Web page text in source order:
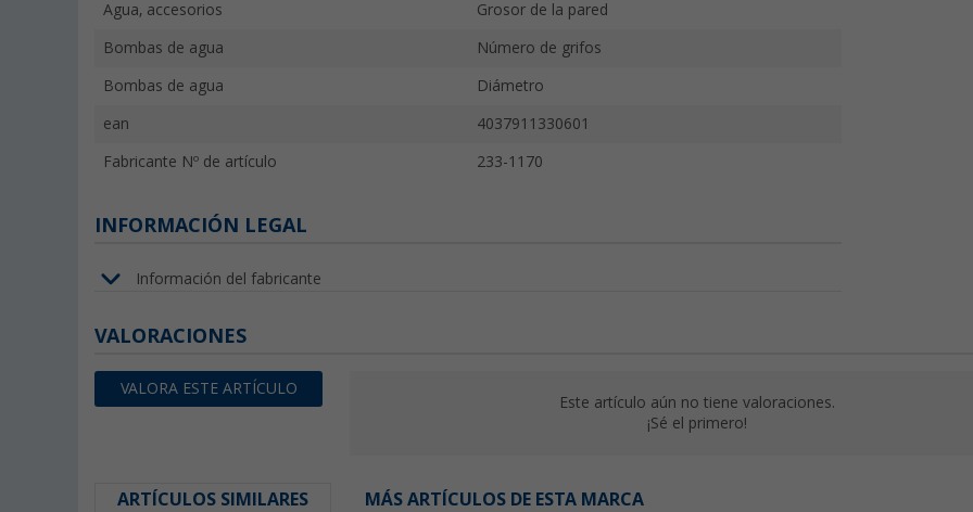
Agua, accesorios Grosor de la pared
Bombas de agua Número de grifos
Bombas de agua Diámetro
ean 4037911330601
Fabricante Nº de artículo 233-1170
INFORMACIÓN LEGAL
Información del fabricante
VALORACIONES
VALORA ESTE ARTÍCULO
Este artículo aún no tiene valoraciones.
¡Sé el primero!
ARTÍCULOS SIMILARES MÁS ARTÍCULOS DE ESTA MARCA